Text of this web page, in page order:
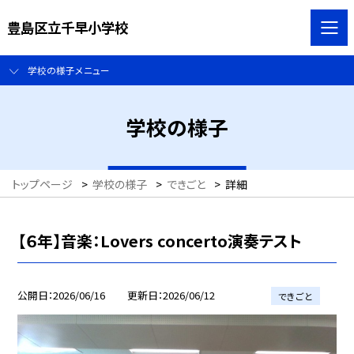
豊島区立千早小学校
学校の様子メニュー
学校の様子
トップページ > 学校の様子 > できごと > 詳細
【６年】音楽：Lovers concerto演奏テスト
公開日 2026/06/16 更新日 2026/06/12 できごと